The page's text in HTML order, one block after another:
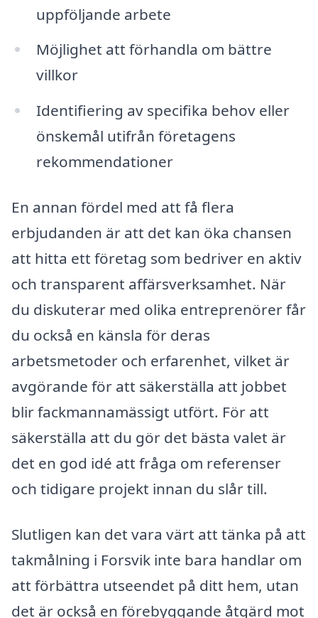
uppföljande arbete
Möjlighet att förhandla om bättre
villkor
Identifiering av specifika behov eller
önskemål utifrån företagens
rekommendationer
En annan fördel med att få flera
erbjudanden är att det kan öka chansen
att hitta ett företag som bedriver en aktiv
och transparent affärsverksamhet. När
du diskuterar med olika entreprenörer får
du också en känsla för deras
arbetsmetoder och erfarenhet, vilket är
avgörande för att säkerställa att jobbet
blir fackmannamässigt utfört. För att
säkerställa att du gör det bästa valet är
det en god idé att fråga om referenser
och tidigare projekt innan du slår till.
Slutligen kan det vara värt att tänka på att
takmålning i Forsvik inte bara handlar om
att förbättra utseendet på ditt hem, utan
det är också en förebyggande åtgärd mot